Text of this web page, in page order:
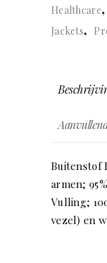
Healthcare,
Jackets,
Buitenstof
armen;
Vulling;
vezel) en